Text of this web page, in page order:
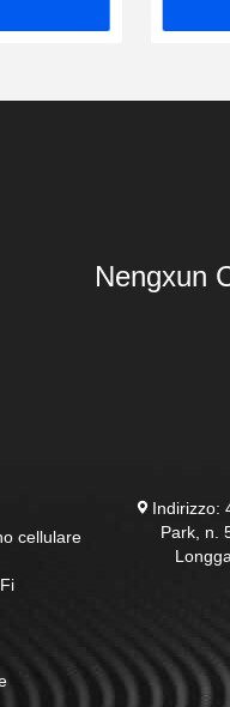
Nengxun
cellulare
Indirizzo:
Park, n.